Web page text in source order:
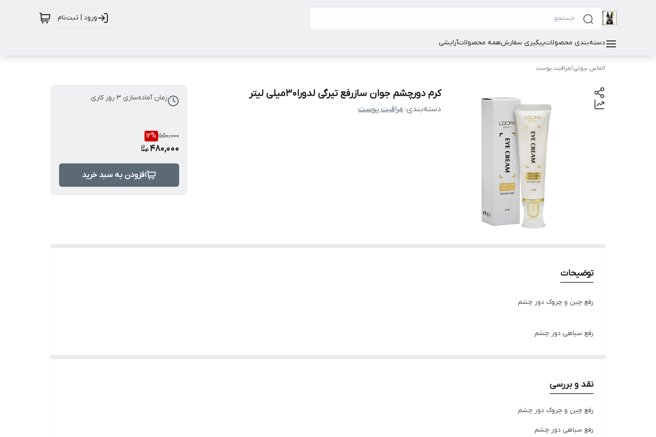
ورود | ثبت‌نام
دسته‌بندی محصولاتپیگیری سفارشهمه محصولاتآرایشی
الماس بیوتی/مراقبت پوست
کرم دورچشم جوان سازرفع تیرگی لدورا30میلی لیتر
دسته‌بندی: مراقبت پوست
زمان آماده‌سازی 3 روز کاری
550,000
12%
480,000
افزودن به سبد خرید
توضیحات
رفع چین و چروک دور چشم
رفع سیاهی دور چشم
از بین بردن خطوط دور چشم
قابل استفاده برای چروکهای دور لب
نقد و بررسی
رفع چین و چروک دور چشم
رفع سیاهی دور چشم